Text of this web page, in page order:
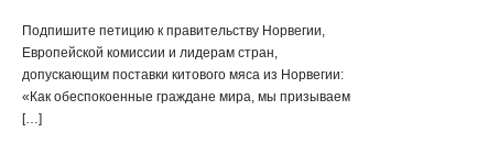
Подпишите петицию к правительству Норвегии,
Европейской комиссии и лидерам стран,
допускающим поставки китового мяса из Норвегии:
«Как обеспокоенные граждане мира, мы призываем
[…]